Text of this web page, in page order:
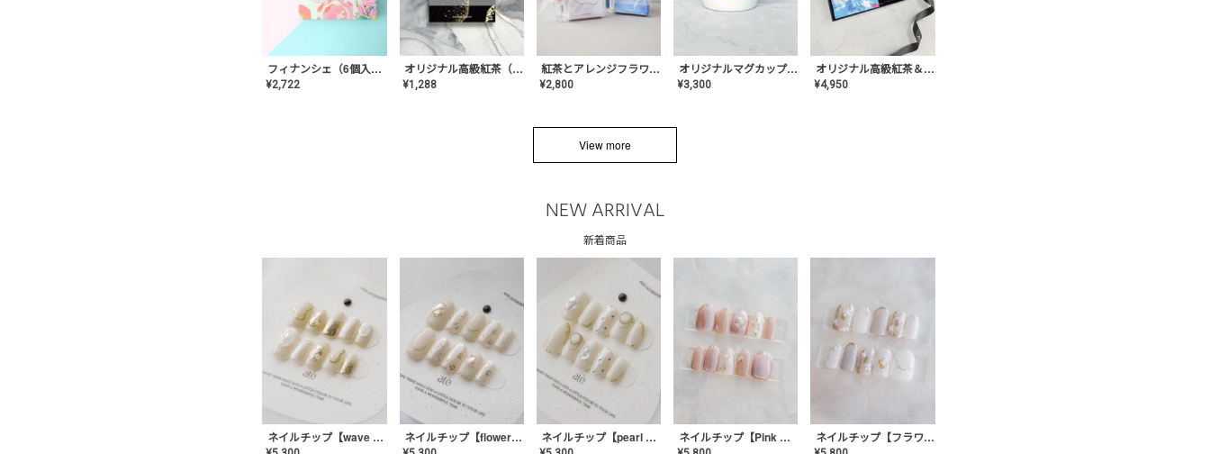
フィナンシェ（6個入り）
¥2,722
オリジナル高級紅茶（TIME/タイム）【ギフト/プチギフト/プレゼント/内祝い/結婚式/オリジナル配合/高品質/ハーブティー/茶葉/記念日/お返し/手土産/美容/おしゃれ】
¥1,288
紅茶とアレンジフラワーのセット
¥2,800
オリジナルマグカップ【AT-TW-03】ギフトセット有/プレゼント/内祝い/結婚式/ペア/食器/テーブルウェア/記念日/お返し/特別/高級/おしゃれ
¥3,300
オリジナル高級紅茶＆マグカップ ギフト【AT-GF-02】ギフトセット/プレゼント/内祝い/結婚式/ハーブティー/高品質/マグカップ/食器/記念日/お返し/手土産/美容/おしゃれ
¥4,950
View more
NEW ARRIVAL
新着商品
ネイルチップ【wave mirror】AE-CONA-04 ネイルチップ【flower shell】AE-CONA-03 ネイルチップ【pearl bijou】AE-CONA-02 ネイルチップ【Pink Glow Nail】MK-CONA-04 ネイルチップ【フラワーシフォンネイル】MK-CONA-03